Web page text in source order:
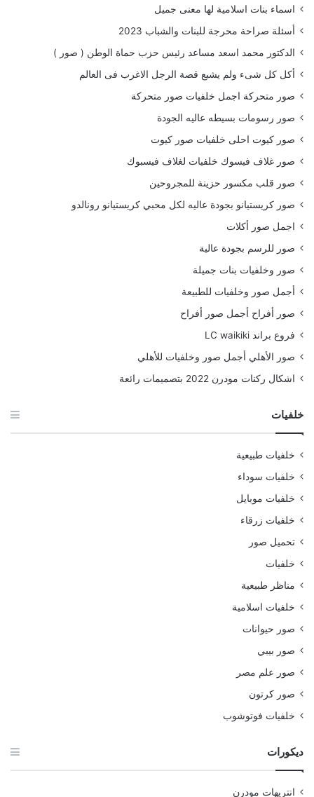
اسماء بنات اسلامية لها معنى جميل
أسئلة صراحة محرجة للبنات والشباب 2023
الدكتور محمد اسعد مساعد رئيس حزب حماة الوطن ( صور )
أكل كل شىء ولم يشبع قصة الرجل الاغرب فى العالم
صور متحركة اجمل خلفيات صور متحركة
صور رسومات بسيطه عاليه الجودة
صور كيوت احلى خلفيات صور كيوت
صور غلاف فيسوك خلفيات لغلاف فيسبوك
صور قلب مكسور حزينة للمجروحين
صور كريستيانو بجودة عاليه لكل محبي كريستيانو رونالدو
اجمل صور أكلات
صور للرسم بجودة عالية
صور وخلفيات بنات جميلة
أجمل صور وخلفيات للطبيعة
صور أفراح أجمل صور أفراح
فروع براند LC waikiki
صور الأهلي أجمل صور وخلفيات للأهلي
اشكال ركنات مودرن 2022 بتصميمات رائعة
خلفيات
خلفيات طبيعية
خلفيات سوداء
خلفيات موبايل
خلفيات زرقاء
تحميل صور
خلفيات
مناظر طبيعية
خلفيات اسلامية
صور حيوانات
صور بيبي
صور علم مصر
صور كرتون
خلفيات فوتوشوب
ديكورات
انتريهات مودرن